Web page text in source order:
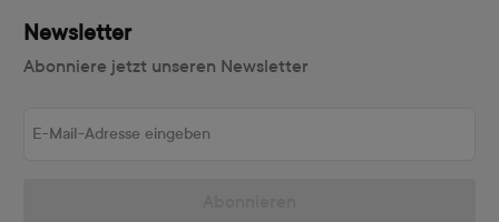
Newsletter
Abonniere jetzt unseren Newsletter